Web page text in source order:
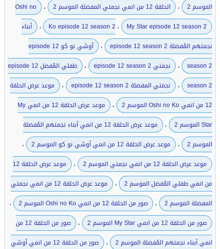
الموسم 2
، الحلقة 12 من انمي نجمتي المفضلة الموسم 2 ،
Oshi no
Ko episode 12 season 2 ، My Star episode 12 season 2 ،
أبناء
نجمتهم المُفضلة episode 12 season 2
،
أوشي نو كو episode 12
season 2
، نجمتي episode 12 season 2 ،
طفلي المُفضل episode 12
season 2
، نجمتي المفضلة episode 12 season 2 ،
موعد عرض الحلقة
12 من انمي Oshi no Ko الموسم 2
،
موعد عرض الحلقة 12 من انمي My
Star الموسم 2
،
موعد عرض الحلقة 12 من انمي أبناء نجمتهم المُفضلة
الموسم 2
، موعد عرض الحلقة 12 من انمي أوشي نو كو الموسم 2 ،
موعد عرض الحلقة 12 من انمي نجمتي الموسم 2 ،
موعد عرض الحلقة 12
من انمي طفلي المُفضل الموسم 2
،
موعد عرض الحلقة 12 من انمي نجمتي
المفضلة الموسم 2
، صور من الحلقة 12 من انمي Oshi no Ko الموسم 2 ،
صور من الحلقة 12 من انمي My Star الموسم 2 ،
صور من الحلقة 12 من
انمي أبناء نجمتهم المُفضلة الموسم 2
،
صور من الحلقة 12 من انمي أوشي